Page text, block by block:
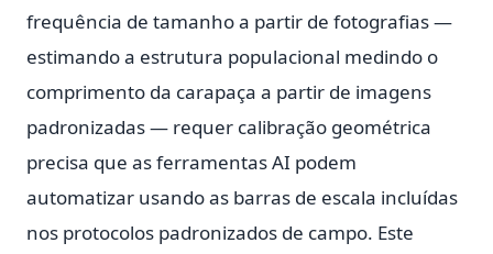
frequência de tamanho a partir de fotografias —
estimando a estrutura populacional medindo o
comprimento da carapaça a partir de imagens
padronizadas — requer calibração geométrica
precisa que as ferramentas AI podem
automatizar usando as barras de escala incluídas
nos protocolos padronizados de campo. Este